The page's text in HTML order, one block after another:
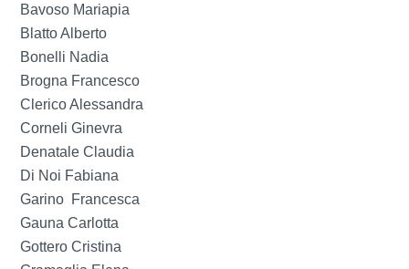
Bavoso Mariapia
Blatto Alberto
Bonelli Nadia
Brogna Francesco
Clerico Alessandra
Corneli Ginevra
Denatale Claudia
Di Noi Fabiana
Garino Francesca
Gauna Carlotta
Gottero Cristina